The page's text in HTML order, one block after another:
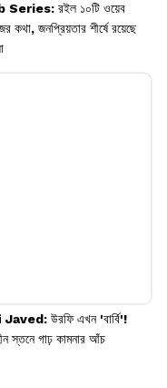
Series: রইল ১০টি ওয়েব
কথা, জনপ্রিয়তার শীর্ষে রয়েছে
উরফি এখন 'বার্বি'!
স্তনে গাঢ় কামনার আঁচ